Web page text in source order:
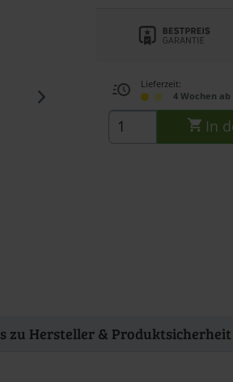
Lieferzeit:
4 Wochen
In
zu Hersteller & Produktsicherheit